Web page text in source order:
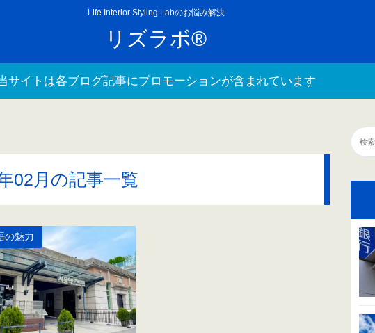
Life Interior Styling Labのお悩み解決
リズラボ®
サイトは各ブログ記事にプロモーションが含まれています
02月の記事一覧
の魅力